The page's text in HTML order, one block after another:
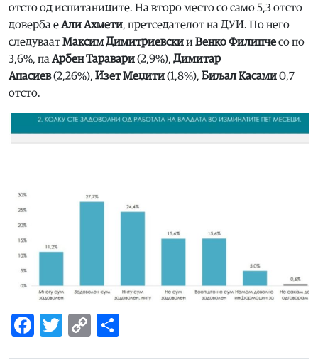
отсто од испитаниците. На второ место со само 5,3 отсто
доверба еАли Ахмети, претседателот на ДУИ. По него
следуваатМаксим ДимитриевскииВенко Филипчесо по
3,6%, паАрбен Таравари(2,9%), Димитар
Апасиев(2,26%), Изет Меџити(1,8%), Биљал Касами0,7
отсто.
Facebook
Twitter
Copy